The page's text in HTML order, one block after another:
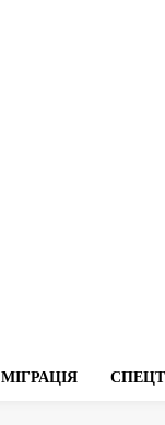
МІГРАЦІЯ